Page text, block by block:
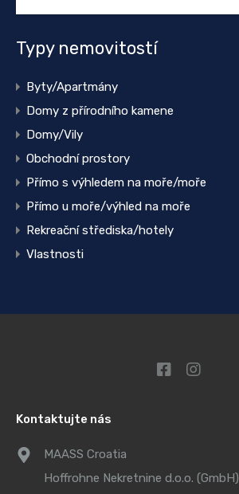
Typy nemovitostí
Byty/Apartmány
Domy z přírodního kamene
Domy/Vily
Obchodní prostory
Přímo s výhledem na moře/moře
Přímo u moře/výhled na moře
Rekreační střediska/hotely
Vlastnosti
Kontaktujte nás
MAASS Croatia
Hoffrohne Nekretnine d.o.o. (GmbH)